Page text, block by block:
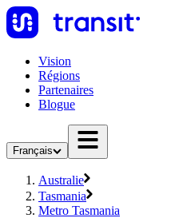
Vision
Régions
Partenaires
Blogue
Français
Australie
Tasmania
Metro Tasmania